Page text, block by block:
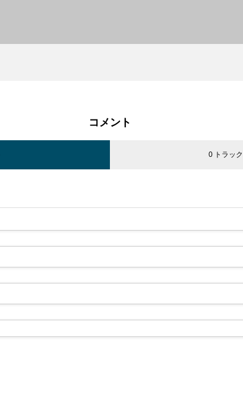
コメント
0 トラッ